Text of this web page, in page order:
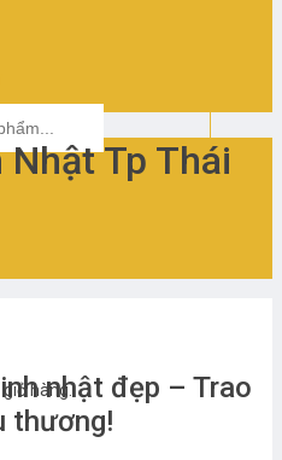
hàng.
Nhật Tp Thái
nhật đẹp – Trao
thương!